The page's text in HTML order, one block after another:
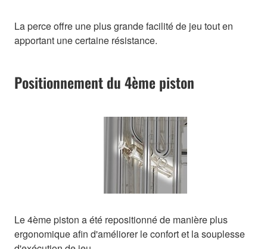
La perce offre une plus grande facilité de jeu tout en
apportant une certaine résistance.
Positionnement du 4ème piston
Le 4ème piston a été repositionné de manière plus
ergonomique afin d'améliorer le confort et la souplesse